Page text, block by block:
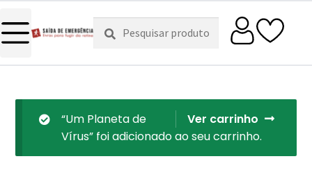
Pesquisar
por:
Pesquisa
Ver carrinho
“Um Planeta de
Vírus” foi adicionado ao seu carrinho.